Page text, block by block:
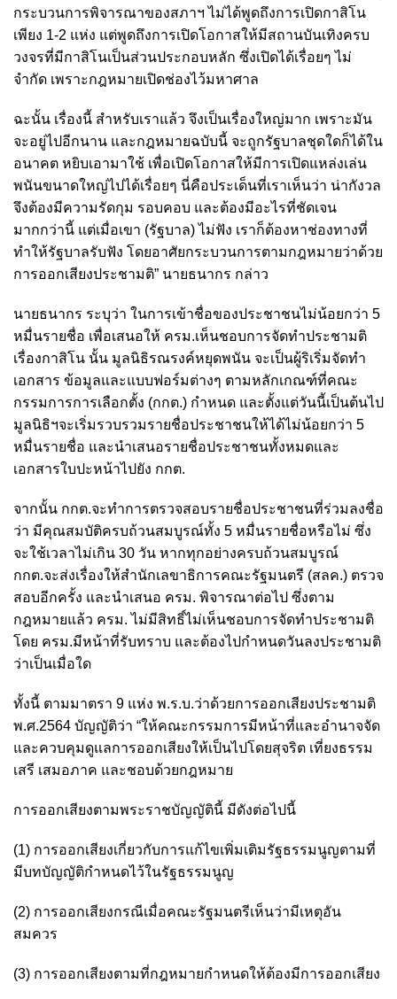
กระบวนการพิจารณาของสภาฯ ไม่ได้พูดถึงการเปิดกาสิโน
เพียง 1-2 แห่ง แต่พูดถึงการเปิดโอกาสให้มีสถานบันเทิงครบ
วงจรที่มีกาสิโนเป็นส่วนประกอบหลัก ซึ่งเปิดได้เรื่อยๆ ไม่
จำกัด เพราะกฎหมายเปิดช่องไว้มหาศาล
ฉะนั้น เรื่องนี้ สำหรับเราแล้ว จึงเป็นเรื่องใหญ่มาก เพราะมัน
จะอยู่ไปอีกนาน และกฎหมายฉบับนี้ จะถูกรัฐบาลชุดใดก็ได้ใน
อนาคต หยิบเอามาใช้ เพื่อเปิดโอกาสให้มีการเปิดแหล่งเล่น
พนันขนาดใหญ่ไปได้เรื่อยๆ นี่คือประเด็นที่เราเห็นว่า น่ากังวล
จึงต้องมีความรัดกุม รอบคอบ และต้องมีอะไรที่ชัดเจน
มากกว่านี้ แต่เมื่อเขา (รัฐบาล) ไม่ฟัง เราก็ต้องหาช่องทางที่
ทำให้รัฐบาลรับฟัง โดยอาศัยกระบวนการตามกฎหมายว่าด้วย
การออกเสียงประชามติ” นายธนากร กล่าว
นายธนากร ระบุว่า ในการเข้าชื่อของประชาชนไม่น้อยกว่า 5
หมื่นรายชื่อ เพื่อเสนอให้ ครม.เห็นชอบการจัดทำประชามติ
เรื่องกาสิโน นั้น มูลนิธิรณรงค์หยุดพนัน จะเป็นผู้ริเริ่มจัดทำ
เอกสาร ข้อมูลและแบบฟอร์มต่างๆ ตามหลักเกณฑ์ที่คณะ
กรรมการการเลือกตั้ง (กกต.) กำหนด และตั้งแต่วันนี้เป็นต้นไป
มูลนิธิฯจะเริ่มรวบรวมรายชื่อประชาชนให้ได้ไม่น้อยกว่า 5
หมื่นรายชื่อ และนำเสนอรายชื่อประชาชนทั้งหมดและ
เอกสารใบปะหน้าไปยัง กกต.
จากนั้น กกต.จะทำการตรวจสอบรายชื่อประชาชนที่ร่วมลงชื่อ
ว่า มีคุณสมบัติครบถ้วนสมบูรณ์ทั้ง 5 หมื่นรายชื่อหรือไม่ ซึ่ง
จะใช้เวลาไม่เกิน 30 วัน หากทุกอย่างครบถ้วนสมบูรณ์
กกต.จะส่งเรื่องให้สำนักเลขาธิการคณะรัฐมนตรี (สลค.) ตรวจ
สอบอีกครั้ง และนำเสนอ ครม. พิจารณาต่อไป ซึ่งตาม
กฎหมายแล้ว ครม. ไม่มีสิทธิ์ไม่เห็นชอบการจัดทำประชามติ
โดย ครม.มีหน้าที่รับทราบ และต้องไปกำหนดวันลงประชามติ
ว่าเป็นเมื่อใด
ทั้งนี้ ตามมาตรา 9 แห่ง พ.ร.บ.ว่าด้วยการออกเสียงประชามติ
พ.ศ.2564 บัญญัติว่า “ให้คณะกรรมการมีหน้าที่และอำนาจจัด
และควบคุมดูแลการออกเสียงให้เป็นไปโดยสุจริต เที่ยงธรรม
เสรี เสมอภาค และชอบด้วยกฎหมาย
การออกเสียงตามพระราชบัญญัตินี้ มีดังต่อไปนี้
(1) การออกเสียงเกี่ยวกับการแก้ไขเพิ่มเติมรัฐธรรมนูญตามที่
มีบทบัญญัติกำหนดไว้ในรัฐธรรมนูญ
(2) การออกเสียงกรณีเมื่อคณะรัฐมนตรีเห็นว่ามีเหตุอัน
สมควร
(3) การออกเสียงตามที่กฎหมายกำหนดให้ต้องมีการออกเสียง